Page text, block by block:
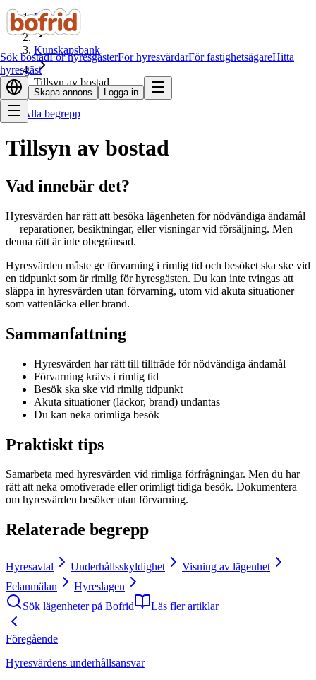
Sök bostadFör hyresgästerFör hyresvärdarFör fastighetsägareHitta
hyresgäst
Skapa annons Logga in
Hem
Kunskapsbank
Tillsyn av bostad
Alla begrepp
Tillsyn av bostad
Vad innebär det?
Hyresvärden har rätt att besöka lägenheten för nödvändiga ändamål
— reparationer, besiktningar, eller visningar vid försäljning. Men
denna rätt är inte obegränsad.
Hyresvärden måste ge förvarning i rimlig tid och besöket ska ske vid
en tidpunkt som är rimlig för hyresgästen. Du kan inte tvingas att
släppa in hyresvärden utan förvarning, utom vid akuta situationer
som vattenläcka eller brand.
Sammanfattning
Hyresvärden har rätt till tillträde för nödvändiga ändamål
Förvarning krävs i rimlig tid
Besök ska ske vid rimlig tidpunkt
Akuta situationer (läckor, brand) undantas
Du kan neka orimliga besök
Praktiskt tips
Samarbeta med hyresvärden vid rimliga förfrågningar. Men du har
rätt att neka omotiverade eller orimligt tidiga besök. Dokumentera
om hyresvärden besöker utan förvarning.
Relaterade begrepp
Hyresavtal Underhållsskyldighet
Visning av lägenhet
Felanmälan
Hyreslagen
Sök lägenheter på Bofrid
Läs fler artiklar
Föregående
Hyresvärdens underhållsansvar